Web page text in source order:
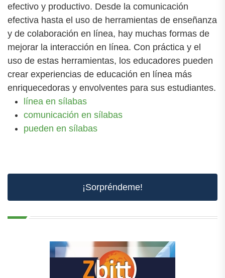
efectivo y productivo. Desde la comunicación
efectiva hasta el uso de herramientas de enseñanza
y de colaboración en línea, hay muchas formas de
mejorar la interacción en línea. Con práctica y el
uso de estas herramientas, los educadores pueden
crear experiencias de educación en línea más
enriquecedoras y envolventes para sus estudiantes.
línea en sílabas
comunicación en sílabas
pueden en sílabas
¡Sorpréndeme!